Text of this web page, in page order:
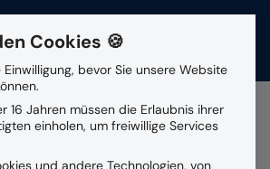
mit dem
Cookies 🍪
bevor Sie unsere Website
16 Jahren müssen die Erlaubnis ihrer
einholen, um freiwillige Services
und andere Technologien, von